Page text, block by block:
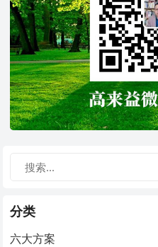
分类
六大方案